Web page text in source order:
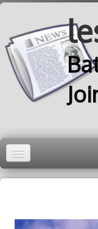
Accueil
Disciplines